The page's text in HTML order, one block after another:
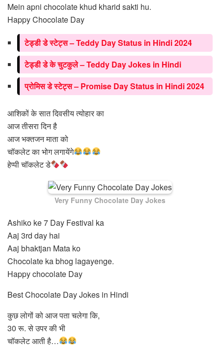
Mein apni chocolate khud kharid sakti hu.
Happy Chocolate Day
टेड्डी डे स्टेट्स – Teddy Day Status in Hindi 2024
टेड्डी डे के चुटकुले – Teddy Day Jokes in Hindi
प्रोमिस डे स्टेट्स – Promise Day Status in Hindi 2024
आशिकों के सात दिवसीय त्योहार का
आज तीसरा दिन है
आज भक्तजन माता को
चॉकलेट का भोग लगायेंगे
हेप्पी चॉकलेट डे
Very Funny Chocolate Day Jokes
Ashiko ke 7 Day Festival ka
Aaj 3rd day hai
Aaj bhaktjan Mata ko
Chocolate ka bhog lagayenge.
Happy chocolate Day
Best Chocolate Day Jokes in Hindi
कुछ लोगों को आज पता चलेगा कि,
30 रू. से उपर की भी
चॉकलेट आती है…